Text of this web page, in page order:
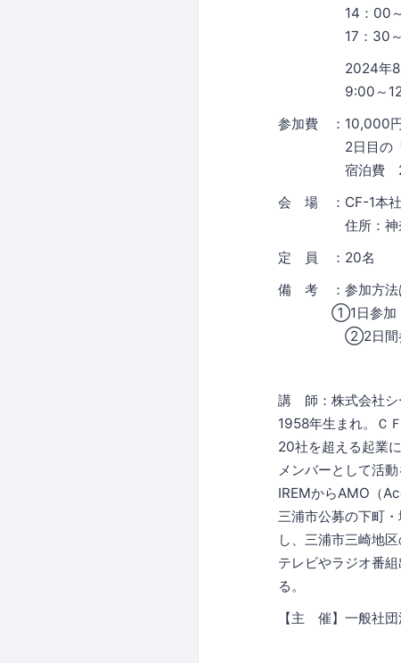
14：00～16：
17：30～20：
2024年8月1日
9:00～12:00
参加費 ：10,000
2日目の「三崎
宿泊費 20,000
会 場 ：CF-1本社
住所：神奈川
定 員 ：20名
備 考 ：参加方法
①1日参加（特
②2日間参加（
講 師：株式会社
1958年生まれ。Ｃ
20社を超える起業
メンバーとして活
IREMからAMO（
三浦市公募の下町
し、三浦市三崎地
テレビやラジオ番
る。
【主 催】一般社